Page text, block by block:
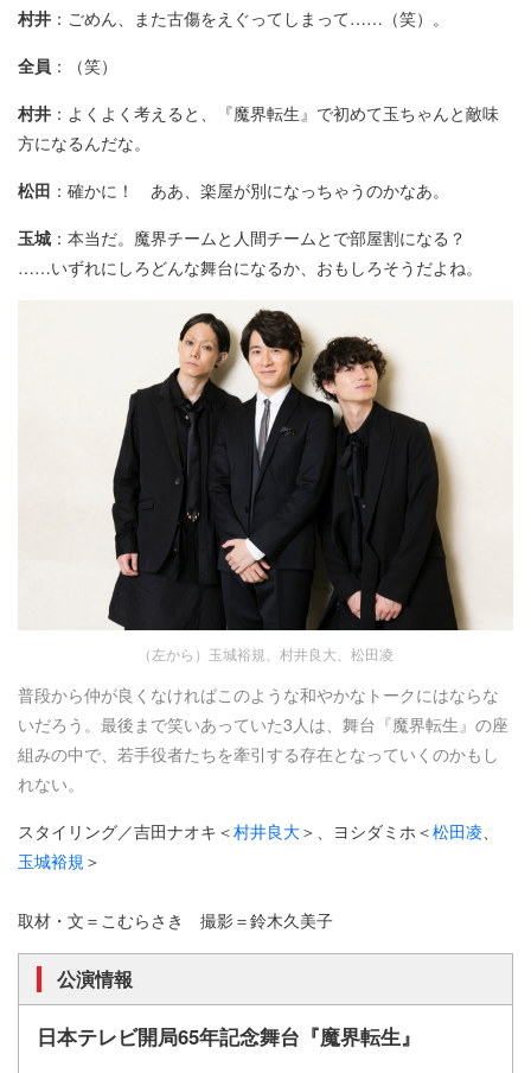
村井 ：ごめん、また古傷をえぐってしまって……（笑）。
全員 ：（笑）
村井 ：よくよく考えると、『魔界転生』で初めて玉ちゃんと敵味
方になるんだな。
松田 ：確かに！ ああ、楽屋が別になっちゃうのかなあ。
玉城 ：本当だ。魔界チームと人間チームとで部屋割になる？
……いずれにしろどんな舞台になるか、おもしろそうだよね。
（左から）玉城裕規、村井良大、松田凌
普段から仲が良くなければこのような和やかなトークにはならな
いだろう。最後まで笑いあっていた3人は、舞台『魔界転生』の座
組みの中で、若手役者たちを牽引する存在となっていくのかもし
れない。
スタイリング／吉田ナオキ＜村井良大＞、ヨシダミホ＜松田凌、
玉城裕規＞
取材・文＝こむらさき 撮影＝鈴木久美子
公演情報
日本テレビ開局65年記念舞台『魔界転生』